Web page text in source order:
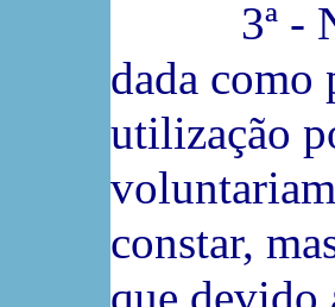
3ª - No
dada como
utilização
constar,